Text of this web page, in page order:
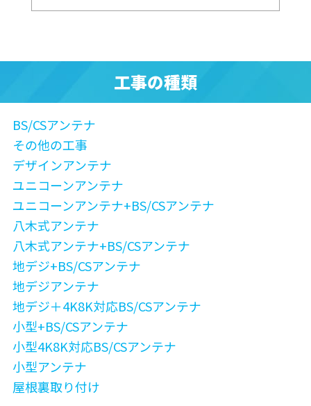
工事の種類
BS/CSアンテナ
その他の工事
デザインアンテナ
ユニコーンアンテナ
ユニコーンアンテナ+BS/CSアンテナ
八木式アンテナ
八木式アンテナ+BS/CSアンテナ
地デジ+BS/CSアンテナ
地デジアンテナ
地デジ＋4K8K対応BS/CSアンテナ
小型+BS/CSアンテナ
小型4K8K対応BS/CSアンテナ
小型アンテナ
屋根裏取り付け